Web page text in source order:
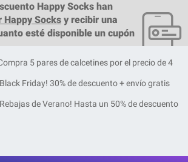
Happy Socks han
Happy Socks y recibir una
esté disponible un cupón
5 pares de calcetines por el precio de 4
Friday! 30% de descuento + envío gratis
de Verano! Hasta un 50% de descuento